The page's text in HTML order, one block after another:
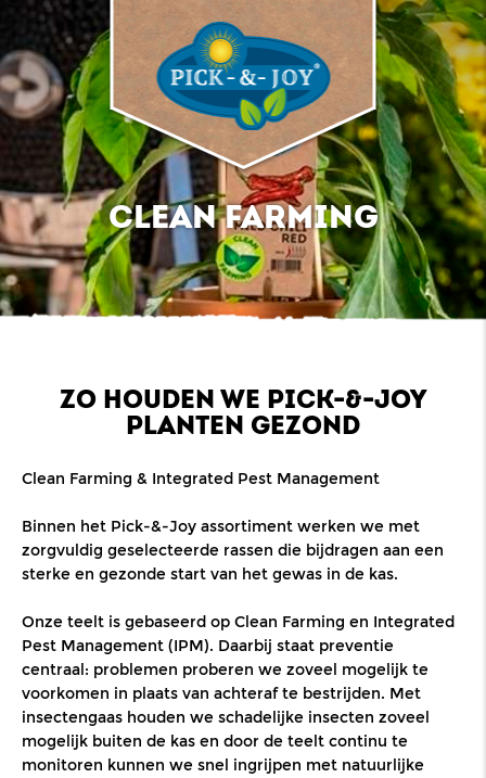
CLEAN FARMING
ZO HOUDEN WE PICK-&-JOY
PLANTEN GEZOND
Clean Farming & Integrated Pest Management
Binnen het Pick-&-Joy assortiment werken we met
zorgvuldig geselecteerde rassen die bijdragen aan een
sterke en gezonde start van het gewas in de kas.
Onze teelt is gebaseerd op Clean Farming en Integrated
Pest Management (IPM). Daarbij staat preventie
centraal: problemen proberen we zoveel mogelijk te
voorkomen in plaats van achteraf te bestrijden. Met
insectengaas houden we schadelijke insecten zoveel
mogelijk buiten de kas en door de teelt continu te
monitoren kunnen we snel ingrijpen met natuurlijke